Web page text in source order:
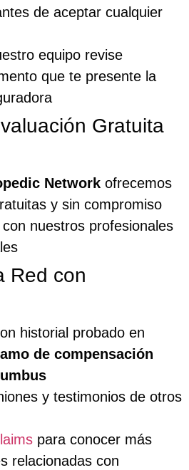
de aceptar cualquier
equipo revise
que te presente la
Gratuita
Network ofrecemos
y sin compromiso
nuestros profesionales
Red con
historial probado en
de compensación
y testimonios de otros
para conocer más
relacionadas con